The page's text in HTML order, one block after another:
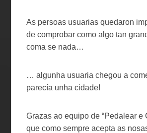
As persoas usuarias quedaron
de comprobar como algo tan
coma se nada…
… algunha usuaria chegou a
parecía unha cidade!
Grazas ao equipo de “Pedalear e
que como sempre acepta as